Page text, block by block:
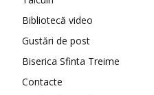
Bibliotecă video
Gustări de post
Biserica Sfinta Treime
Contacte